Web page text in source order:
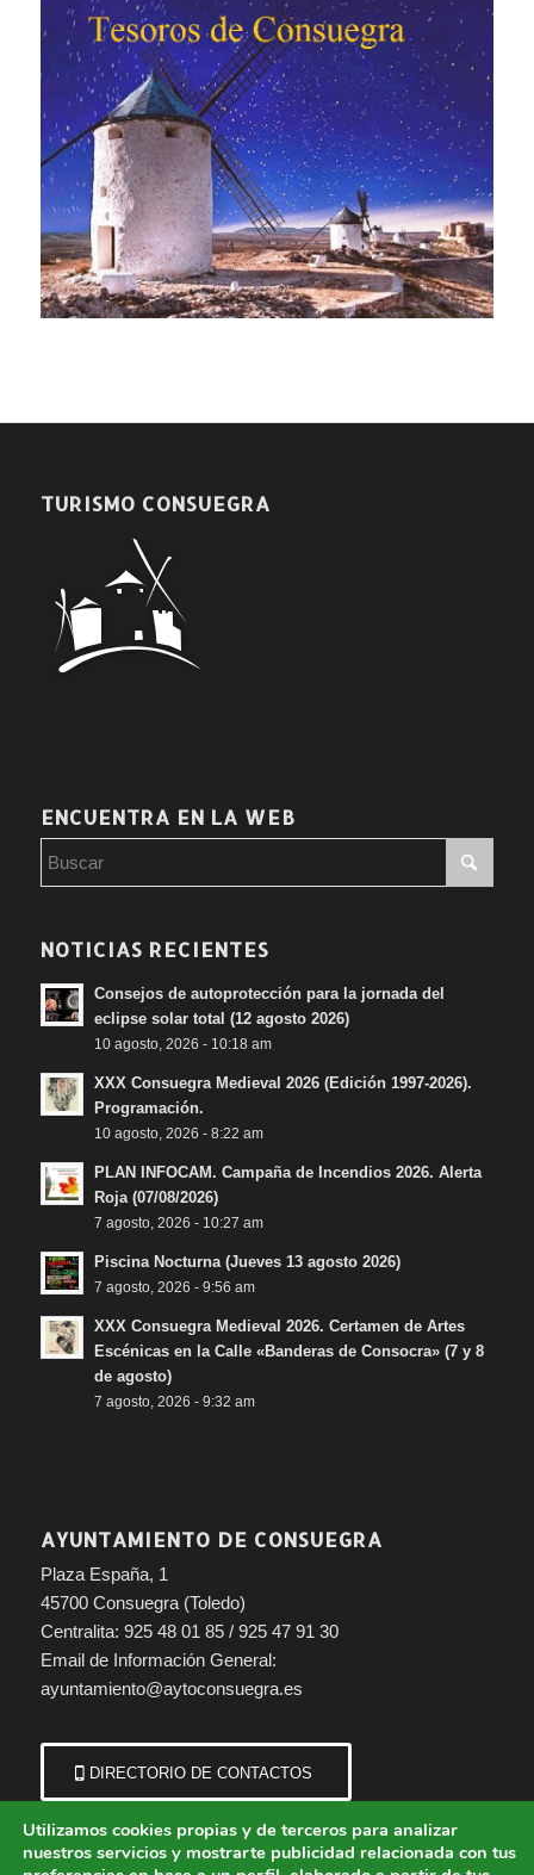
TURISMO CONSUEGRA
ENCUENTRA EN LA WEB
NOTICIAS RECIENTES
Consejos de autoprotección para la jornada del
eclipse solar total (12 agosto 2026)
10 agosto, 2026 - 10:18 am
XXX Consuegra Medieval 2026 (Edición 1997-2026).
Programación.
10 agosto, 2026 - 8:22 am
PLAN INFOCAM. Campaña de Incendios 2026. Alerta
Roja (07/08/2026)
7 agosto, 2026 - 10:27 am
Piscina Nocturna (Jueves 13 agosto 2026)
7 agosto, 2026 - 9:56 am
XXX Consuegra Medieval 2026. Certamen de Artes
Escénicas en la Calle «Banderas de Consocra» (7 y 8
de agosto)
7 agosto, 2026 - 9:32 am
AYUNTAMIENTO DE CONSUEGRA
Plaza España, 1
45700 Consuegra (Toledo)
Centralita: 925 48 01 85 / 925 47 91 30
Email de Información General:
ayuntamiento@aytoconsuegra.es
DIRECTORIO DE CONTACTOS
Utilizamos cookies propias y de terceros para analizar
nuestros servicios y mostrarte publicidad relacionada con tus